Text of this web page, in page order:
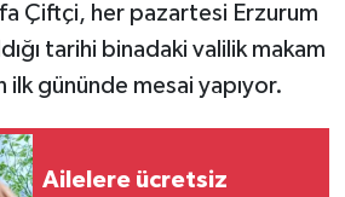
Çiftçi, her pazartesi Erzurum
tarihi binadaki valilik makam
ilk gününde mesai yapıyor.
Ailelere ücretsiz